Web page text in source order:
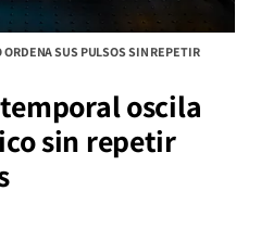
SUS PULSOS SIN REPETIR
oscila
sin repetir